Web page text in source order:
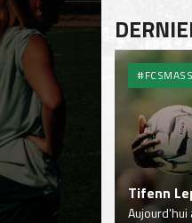
Tifenn
Aujourd'hui